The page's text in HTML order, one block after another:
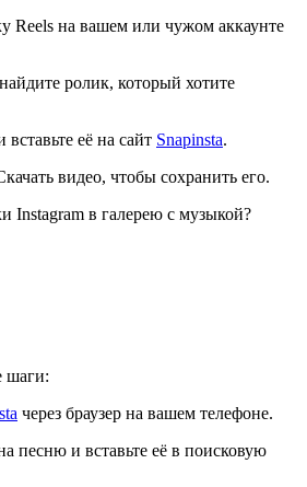
Reels на вашем или чужом аккаунте
ролик, который хотите
её на сайт Snapinsta.
видео, чтобы сохранить его.
Instagram в галерею с музыкой?
шаги:
через браузер на вашем телефоне.
песню и вставьте её в поисковую